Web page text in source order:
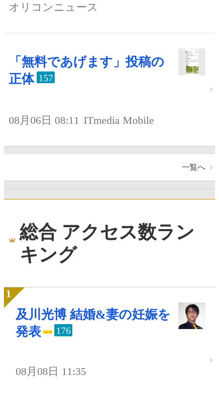
オリコンニュース
「無料であげます」投稿の
正体 157
08月06日 08:11 ITmedia Mobile
一覧へ
総合 アクセス数ラン
キング
及川光博 結婚&妻の妊娠を
発表
176
08月08日 11:35